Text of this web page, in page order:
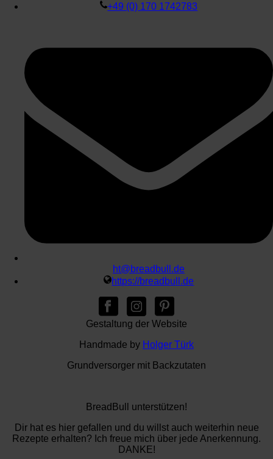
+49 (0) 170 1742783
ht@breadbull.de
https://breadbull.de
Gestaltung der Website
Handmade by Holger Türk
Grundversorger mit Backzutaten
BreadBull unterstützen!
Dir hat es hier gefallen und du willst auch weiterhin neue
Rezepte erhalten? Ich freue mich über jede Anerkennung.
DANKE!